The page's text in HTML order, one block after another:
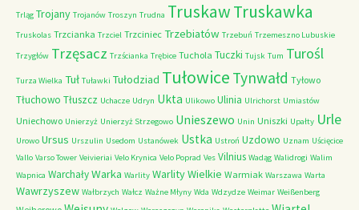
Trląg Trojany Trojanów Troszyn Trudna TruskawTruskawka
Truskolas Trzcianka Trzciel Trzciniec Trzebiatów Trzebuń Trzemeszno Lubuskie
Trzygłów Trzęsacz Trzścianka Trębice Tuchola Tuczki Tujsk Tum Turośl
Turza Wielka Tuł Tuławki Tułodziad Tułowice Tynwałd Tyłowo
Tłuchowo Tłuszcz Uchacze Udryn Ukta Ulikowo Ulinia Ulrichorst Umiastów
Uniechowo Unierzyż Unierzyż Strzegowo Unieszewo Unin Uniszki Upałty Urle
Urowo Ursus Urszulin Usedom Ustanówek Ustka Ustroń Uzdowo Uznam Uścięcice
Vallo Varso Tower Veivieriai Velo Krynica Velo Poprad Ves Vilnius Wadąg Walidrogi Walim
Wapnica WarchałyWarka Warlity Warlity Wielkie Warmiak Warszawa Warta
Wawrzyszew Wałbrzych Wałcz Ważne Młyny Wda Wdzydze Weimar Weißenberg